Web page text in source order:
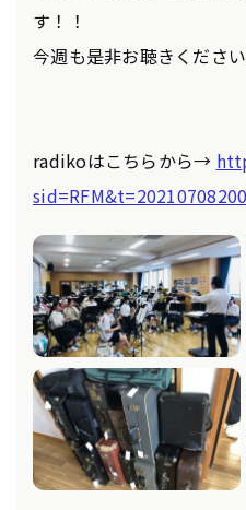
す！！
今週も是非お聴きください
radikoはこちらから→